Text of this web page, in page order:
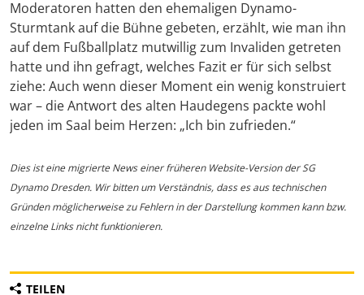
Moderatoren hatten den ehemaligen Dynamo-
Sturmtank auf die Bühne gebeten, erzählt, wie man ihn
auf dem Fußballplatz mutwillig zum Invaliden getreten
hatte und ihn gefragt, welches Fazit er für sich selbst
ziehe: Auch wenn dieser Moment ein wenig konstruiert
war – die Antwort des alten Haudegens packte wohl
jeden im Saal beim Herzen: „Ich bin zufrieden.“
Dies ist eine migrierte News einer früheren Website-Version der SG
Dynamo Dresden. Wir bitten um Verständnis, dass es aus technischen
Gründen möglicherweise zu Fehlern in der Darstellung kommen kann bzw.
einzelne Links nicht funktionieren.
TEILEN